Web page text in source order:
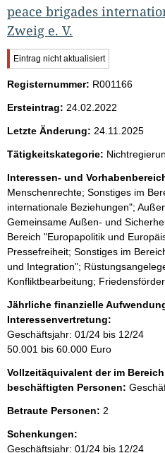
peace brigades
Zweig e. V.
W
i
c
t
g
r
n
w
e
i
s
Eintrag nicht aktualisiert
Registernummer: R001166
Ersteintrag: 24.02.2022
Letzte Änderung: 24.11.2025
Tätigkeitskategorie:
Interessen- und
Menschenrechte; Sonstiges im
internationale Beziehungen";
Gemeinsame Außen- und
Bereich "Europapolitik und
Pressefreiheit; Sonstiges im
und Integration";
Konfliktbearbeitung;
Jährliche finanzielle
Interessenvertretung:
Geschäftsjahr: 01/24 bis 12/24
50.001 bis 60.000 Euro
Vollzeitäquivalent der im
beschäftigten Personen:
Betraute Personen: 2
Schenkungen:
Geschäftsjahr: 01/24 bis 12/24